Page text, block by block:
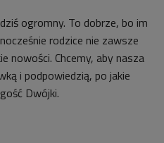
ogromny. To dobrze, bo im
rodzice nie zawsze
nowości. Chcemy, aby nasza
i podpowiedzią, po jakie
Dwójki.